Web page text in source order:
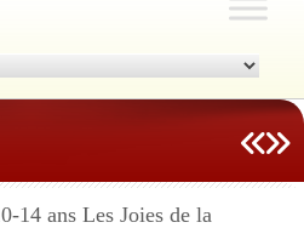
14 ans Les Joies de la